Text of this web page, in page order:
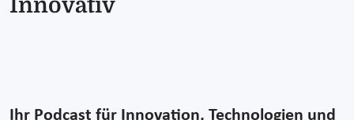
Innovativ
Ihr Podcast für Innovation, Technologien und